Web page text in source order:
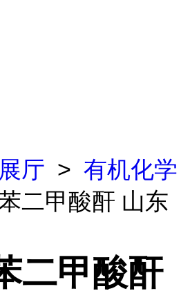
厅 > 有机化学
二甲酸酐 山东
二甲酸酐